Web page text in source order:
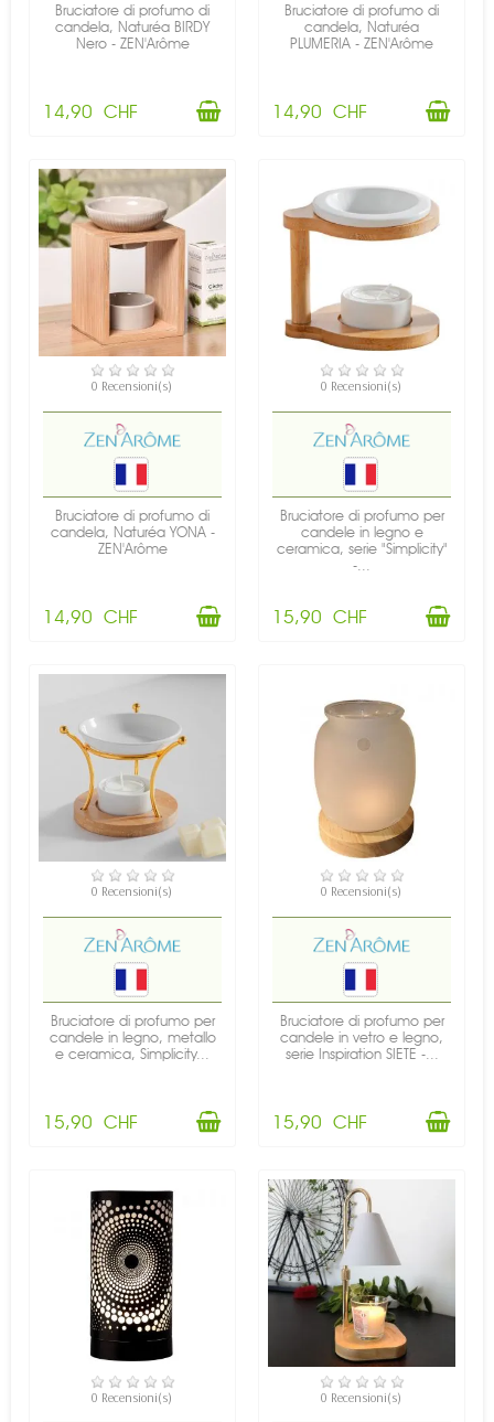
Bruciatore di profumo di
candela, Naturéa BIRDY
Nero - ZEN'Arôme
14,90 CHF
Bruciatore di profumo di
candela, Naturéa
PLUMERIA - ZEN'Arôme
14,90 CHF
DISPONIBILE
0 Recensioni(s)
Bruciatore di profumo di
candela, Naturéa YONA -
ZEN'Arôme
14,90 CHF
DISPONIBILE
0 Recensioni(s)
Bruciatore di profumo per
candele in legno e
ceramica, serie "Simplicity"
-...
15,90 CHF
DISPONIBILE
0 Recensioni(s)
Bruciatore di profumo per
candele in legno, metallo
e ceramica, Simplicity...
15,90 CHF
DISPONIBILE
0 Recensioni(s)
Bruciatore di profumo per
candele in vetro e legno,
serie Inspiration SIETE -...
15,90 CHF
DISPONIBILE
0 Recensioni(s)
DISPONIBILE
0 Recensioni(s)